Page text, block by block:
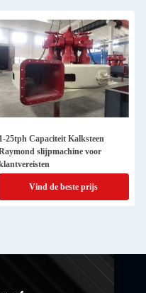
1-25tph Capaciteit Kalksteen
slijpmachine voor
Vind de beste prijs